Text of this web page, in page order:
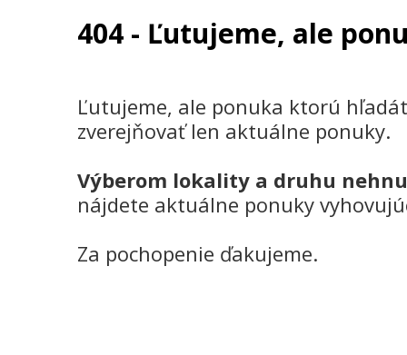
404 - Ľutujeme, ale
Ľutujeme, ale ponuka ktorú
zverejňovať len aktuálne ponuky.
Výberom lokality a druhu
nájdete aktuálne ponuky
Za pochopenie ďakujeme.